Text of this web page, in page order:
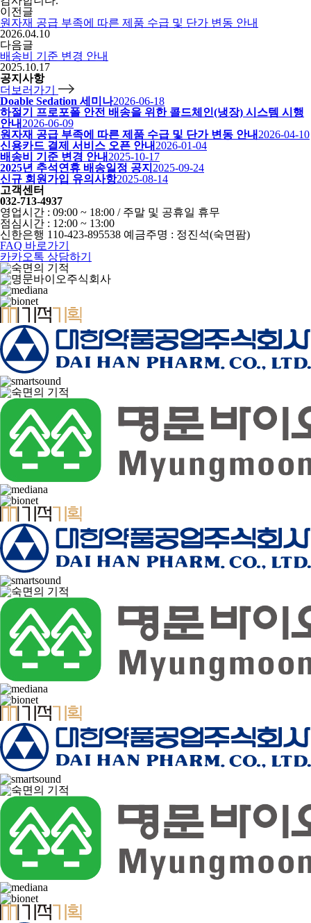
이전글
원자재 공급 부족에 따른 제품 수급 및 단가 변동 안내
2026.04.10
다음글
배송비 기준 변경 안내
2025.10.17
공지사항
더보러가기
Doable Sedation 세미나2026-06-18
하절기 프로포폴 안전 배송을 위한 콜드체인(냉장) 시스템 시행
안내 2026-06-09
원자재 공급 부족에 따른 제품 수급 및 단가 변동 안내 2026-04-10
신용카드 결제 서비스 오픈 안내 2026-01-04
배송비 기준 변경 안내 2025-10-17
2025년 추석연휴 배송일정 공지 2025-09-24
신규 회원가입 유의사항2025-08-14
고객센터
032-713-4937
영업시간 : 09:00 ~ 18:00 / 주말 및 공휴일 휴무
점심시간 : 12:00 ~ 13:00
신한은행 110-423-895538 예금주명 : 정진석(숙면팜)
FAQ 바로가기
카카오톡 상담하기